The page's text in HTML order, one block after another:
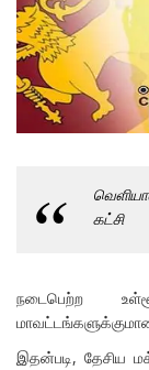
கட்சி
நடைபெற்ற
இதன்படி, தேசிய